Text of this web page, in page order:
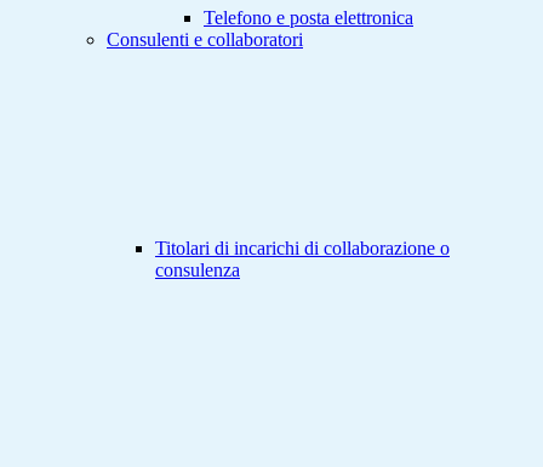
Telefono e posta elettronica
Consulenti e collaboratori
Titolari di incarichi di collaborazione o
consulenza